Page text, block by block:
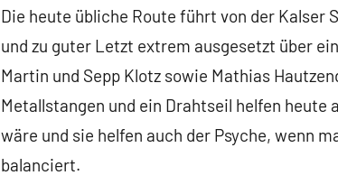
Die heute übliche Route führt von der Kalser
und zu guter Letzt extrem ausgesetzt über
Martin und Sepp Klotz sowie Mathias
Metallstangen und ein Drahtseil helfen
wäre und sie helfen auch der Psyche, wenn
balanciert.